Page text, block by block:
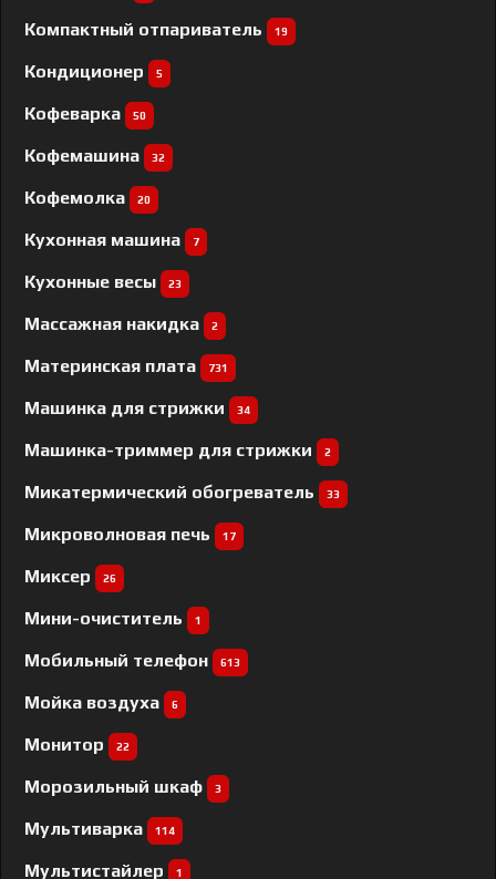
Компактный отпариватель 19
Кондиционер 5
Кофеварка 50
Кофемашина 32
Кофемолка 20
Кухонная машина 7
Кухонные весы 23
Массажная накидка 2
Материнская плата 731
Машинка для стрижки 34
Машинка-триммер для стрижки 2
Микатермический обогреватель 33
Микроволновая печь 17
Миксер 26
Мини-очиститель 1
Мобильный телефон 613
Мойка воздуха 6
Монитор 22
Морозильный шкаф 3
Мультиварка 114
Мультистайлер 1